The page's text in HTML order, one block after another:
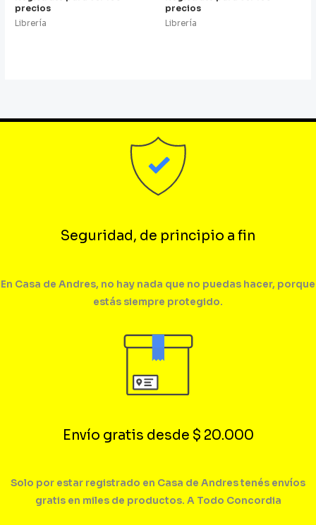
precios
Librería
precios
Librería
Seguridad, de principio a fin
En Casa de Andres, no hay nada que no puedas hacer, porque
estás siempre protegido.
Envío gratis desde $ 20.000
Solo por estar registrado en Casa de Andres tenés envíos
gratis en miles de productos. A Todo Concordia